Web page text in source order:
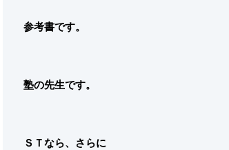
参考書です。
塾の先生です。
ＳＴなら、さらに